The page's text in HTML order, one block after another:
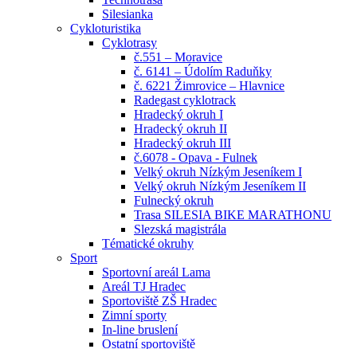
Silesianka
Cykloturistika
Cyklotrasy
č.551 – Moravice
č. 6141 – Údolím Raduňky
č. 6221 Žimrovice – Hlavnice
Radegast cyklotrack
Hradecký okruh I
Hradecký okruh II
Hradecký okruh III
č.6078 - Opava - Fulnek
Velký okruh Nízkým Jeseníkem I
Velký okruh Nízkým Jeseníkem II
Fulnecký okruh
Trasa SILESIA BIKE MARATHONU
Slezská magistrála
Tématické okruhy
Sport
Sportovní areál Lama
Areál TJ Hradec
Sportoviště ZŠ Hradec
Zimní sporty
In-line bruslení
Ostatní sportoviště